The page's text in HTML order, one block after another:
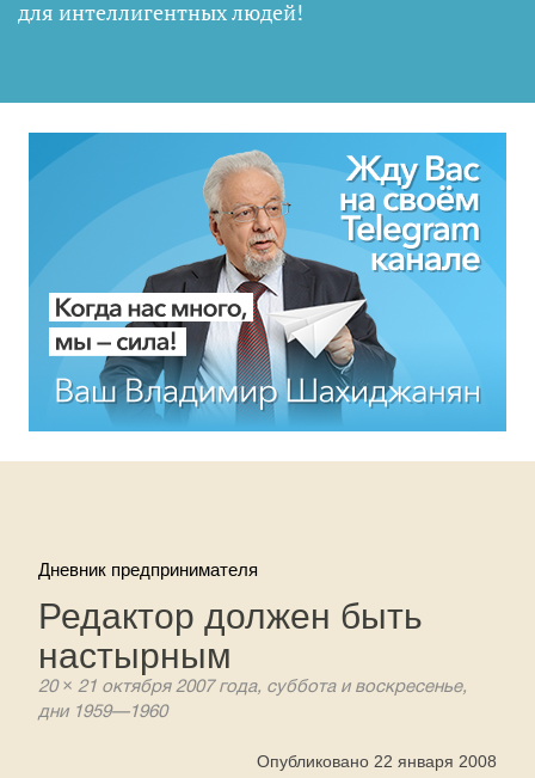
для интеллигентных людей!
Дневник предпринимателя
Редактор должен быть
настырным
20 × 21 октября 2007 года, суббота и воскресенье,
дни 1959—1960
Опубликовано 22 января 2008